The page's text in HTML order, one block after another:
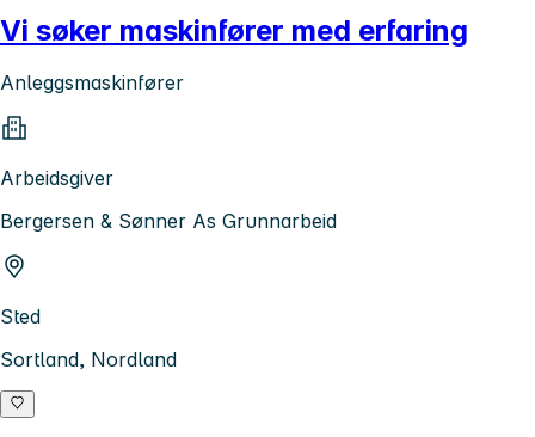
Vi søker maskinfører med erfaring
Anleggsmaskinfører
Arbeidsgiver
Bergersen & Sønner As Grunnarbeid
Sted
Sortland, Nordland